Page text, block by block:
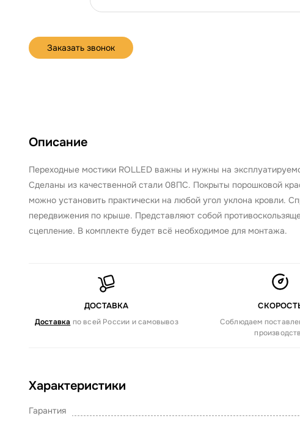
Заказать звонок
Описание
Переходные мостики ROLLED важны и нужны на
Сделаны из качественной стали 08ПС. Покрыты порошковой
можно установить практически на любой угол уклона кровли.
передвижения по крыше. Представляют собой
сцепление. В комплекте будет всё необходимое для монтажа.
ДОСТАВКА
Доставка по всей России и самовывоз
Соблюдаем
Характеристики
Гарантия